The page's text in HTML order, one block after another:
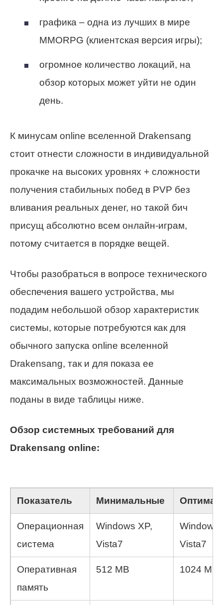
графика – одна из лучших в мире
MMORPG (клиентская версия игры);
огромное количество локаций, на
обзор которых может уйти не один
день.
К минусам online вселенной Drakensang
стоит отнести сложности в индивидуальной
прокачке на высоких уровнях + сложности
получения стабильных побед в PVP без
вливания реальных денег, но такой бич
присущ абсолютно всем онлайн-играм,
потому считается в порядке вещей.
Чтобы разобраться в вопросе технического
обеспечения вашего устройства, мы
подадим небольшой обзор характеристик
системы, которые потребуются как для
обычного запуска online вселенной
Drakensang, так и для показа ее
максимальных возможностей. Данные
поданы в виде таблицы ниже.
Обзор системных требований для
Drakensang online:
Показатель Минимальные
Операционная
система
Windows XP,
Vista7
Windows
Vista7
Оперативная
память
512 MB 1024 MB